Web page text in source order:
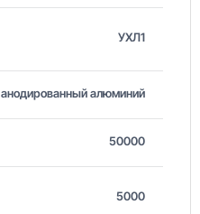
УХЛ1
анодированный алюминий
50000
5000